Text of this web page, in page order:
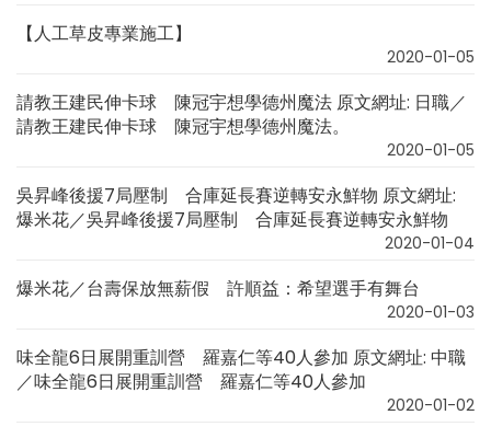
【人工草皮專業施工】
2020-01-05
請教王建民伸卡球 陳冠宇想學德州魔法 原文網址: 日職／
請教王建民伸卡球 陳冠宇想學德州魔法。
2020-01-05
吳昇峰後援7局壓制 合庫延長賽逆轉安永鮮物 原文網址:
爆米花／吳昇峰後援7局壓制 合庫延長賽逆轉安永鮮物
2020-01-04
爆米花／台壽保放無薪假 許順益：希望選手有舞台
2020-01-03
味全龍6日展開重訓營 羅嘉仁等40人參加 原文網址: 中職
／味全龍6日展開重訓營 羅嘉仁等40人參加
2020-01-02